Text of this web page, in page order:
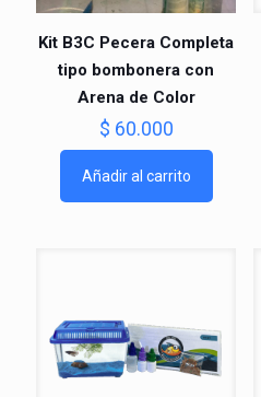
Kit B3C Pecera Completa
tipo bombonera con
Arena de Color
$ 60.000
Añadir al carrito